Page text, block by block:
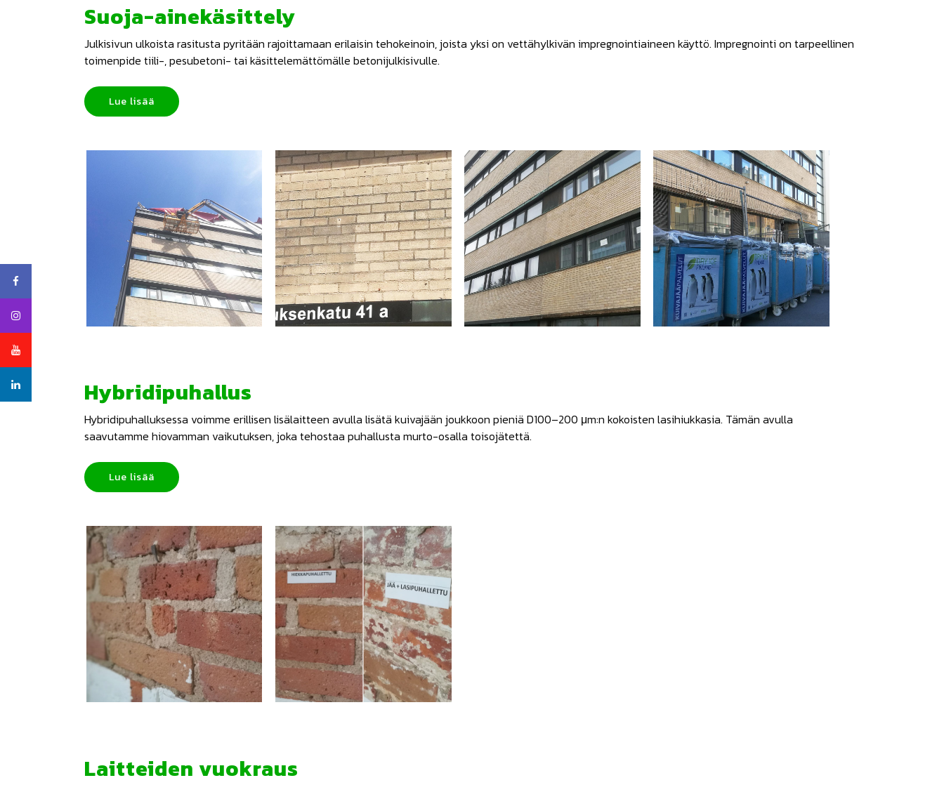
Suoja-ainekäsittely
Julkisivun ulkoista rasitusta pyritään rajoittamaan erilaisin tehokeinoin, joista yksi on vettähylkivän impregnointiaineen käyttö. Impregnointi on tarpeellinen
toimenpide tiili-, pesubetoni- tai käsittelemättömälle betonijulkisivulle.
Lue lisää
Hybridipuhallus
Hybridipuhalluksessa voimme erillisen lisälaitteen avulla lisätä kuivajään joukkoon pieniä D100–200 μm:n kokoisten lasihiukkasia. Tämän avulla
saavutamme hiovamman vaikutuksen, joka tehostaa puhallusta murto-osalla toisojätettä.
Lue lisää
Laitteiden vuokraus